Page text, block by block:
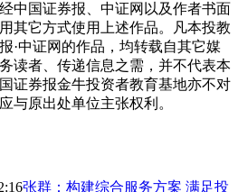
中国证券报、中证网以及作者书面
其它方式使用上述作品。凡本投教
·中证网的作品，均转载自其它媒
读者、传递信息之需，并不代表本
证券报金牛投资者教育基地亦不对
与原出处单位主张权利。
张群：构建综合服务方案 满足投